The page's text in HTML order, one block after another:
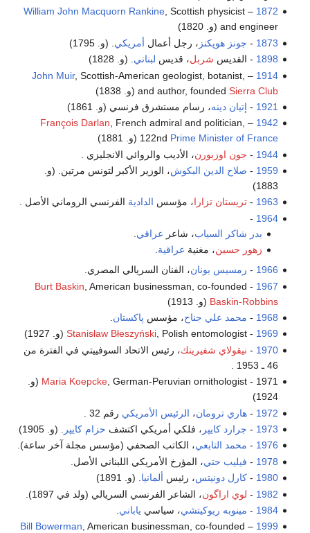
1872
–
William John Macquorn Rankine, Scottish physicist
and engineer (و. 1820)
1873
- جونز هوپكنز ، رجل أعمال أمريكي . (و. 1795)
1898 - القديس شربل، قديس لبناني . (و. 1828)
1914
–
John Muir, Scottish-American geologist, botanist,
and author, founded Sierra Club
(و. 1838)
1921
- إتيان دينه، رسام مستشرق فرنسي (و. 1861)
1942
–
François Darlan, French admiral and politician,
122nd Prime Minister of France
(و. 1881)
1944
- جون اوزبورن، الأديب والروائي الانجليزي .
1959
- صلاح الدين البكوش، الوزير الأكبر لتونس مرتين. (و.
1883)
1963
-تريستان تزارا، مؤسس الدادية الفرنسي الروماني الأصل .
1964
-
بدر شاكر السياب، شاعر عراقي
زهور حسين، مغنية عراقية.
1966
- رمسيس يونان، الفنان السريالي المصري.
1967
-
Burt Baskin , American businessman, co-founded
Baskin-Robbins (و. 1913)
1968
- محمد علي جناح، مؤسس پاكستان
1969
-
Stanisław Błeszyński, Polish entomologist (و. 1927)
1970
- نيقولاي شفيرينك، رئيس الاتحاد السوفييتي في الفترة من
46 ـ 1953 .
1971 -
Maria Koepcke , German-Peruvian ornithologist (و.
1924)
1972
-هاري ترومان، الرئيس الأمريكي رقم 32 .
1973
- جرارد كايپر ، فلكي أمريكي اكتشف حزام كايپر
. (و. 1905)
1976
- محمد التابعي، الكاتب الصحفي (مؤسس مجلة آخر ساعة).
1978
- فيليب حتي، المؤرخ الأمريكي اللبناني الأصل.
1980
-كارل دونيتس، رئيس ألمانيا . (و. 1891)
1982
- ‬ ‬لوي ‬اراگون، الشاعر الفرنسي ‬السريالي (‬ولد في 1897).‬
1984
- مينوبه ريوكيتشي، سياسي ياباني
1999
–
Bill Bowerman, American businessman, co-founded